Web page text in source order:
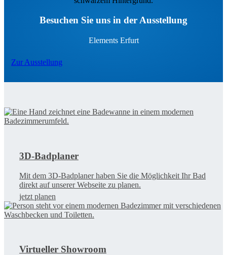
Besuchen Sie uns in der Ausstellung
Elements Erfurt
Zur Ausstellung
3D-Badplaner
Mit dem 3D-Badplaner haben Sie die Möglichkeit Ihr Bad
direkt auf unserer Webseite zu planen.
jetzt planen
Virtueller Showroom